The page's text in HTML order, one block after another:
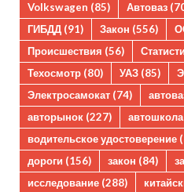
Volkswagen (85) Автоваз
ГИБДД (91) Закон (556)
Происшествия (56)
Техосмотр (80) УАЗ (85)
Электросамокат (74)
авторынок (227) автошкола
водительское удостоверение
дороги (156) закон (84)
исследование (288)